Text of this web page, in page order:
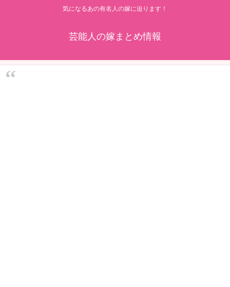
気になるあの有名人の嫁に迫ります！
芸能人の嫁まとめ情報